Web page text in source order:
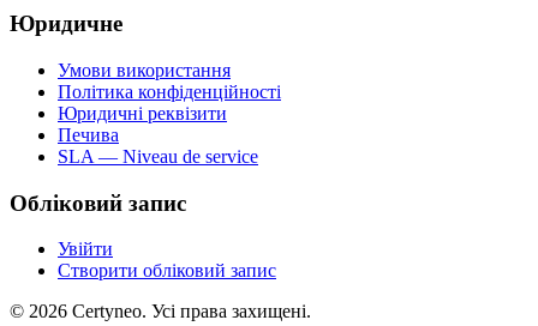
Юридичне
Умови використання
Політика конфіденційності
Юридичні реквізити
Печива
SLA — Niveau de service
Обліковий запис
Увійти
Створити обліковий запис
© 2026 Certyneo. Усі права захищені.